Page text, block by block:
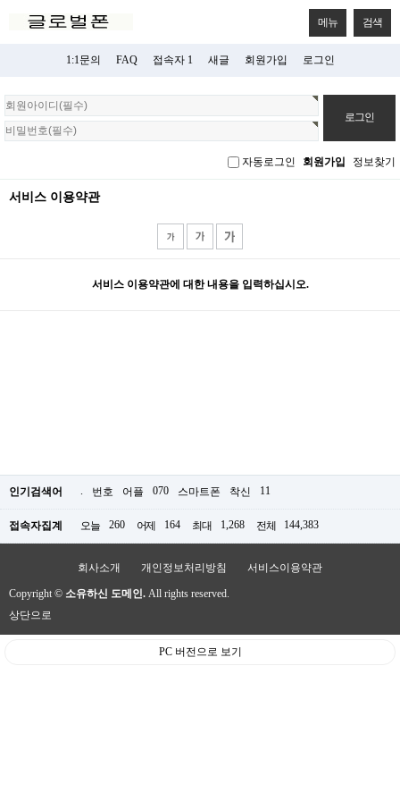
메뉴 검색
1:1문의 FAQ 접속자 1 새글 회원가입 로그인
회
원
로
자동로그인 회원가입 정보찾기
서비스 이용약관
서비스 이용약관에 대한 내용을 입력하십시오.
인기검색어 . 번호 어플 070 스마트폰 착신 11
접속자집계 오늘 260 어제 164 최대 1,268 전체 144,383
회사소개 개인정보처리방침 서비스이용약관
Copyright © 소유하신 도메인. All rights reserved.
상단으로
PC 버전으로 보기